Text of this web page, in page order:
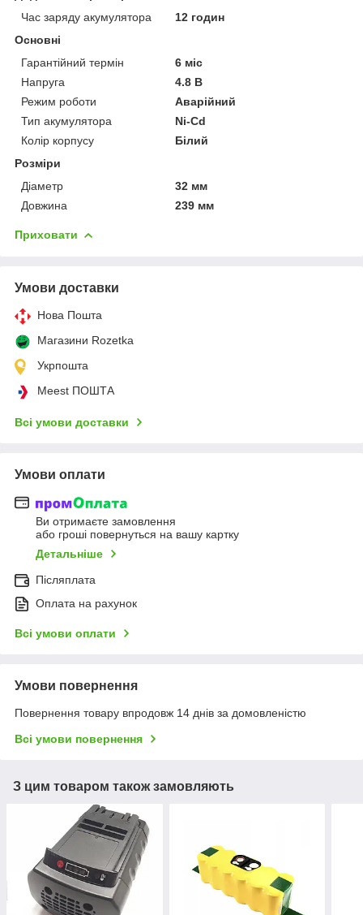
Час заряду акумулятора
12 годин
Основні
Гарантійний термін
6 міс
Напруга
4.8 В
Режим роботи
Аварійний
Тип акумулятора
Ni-Cd
Колір корпусу
Білий
Розміри
Діаметр
32 мм
Довжина
239 мм
Приховати
Умови доставки
Нова Пошта
Магазини Rozetka
Укрпошта
Meest ПОШТА
Всі умови доставки
Умови оплати
Ви отримаєте замовлення
або гроші повернуться на вашу картку
Детальніше
Післяплата
Оплата на рахунок
Всі умови оплати
Умови повернення
Повернення товару впродовж 14 днів за домовленістю
Всі умови повернення
З цим товаром також замовляють